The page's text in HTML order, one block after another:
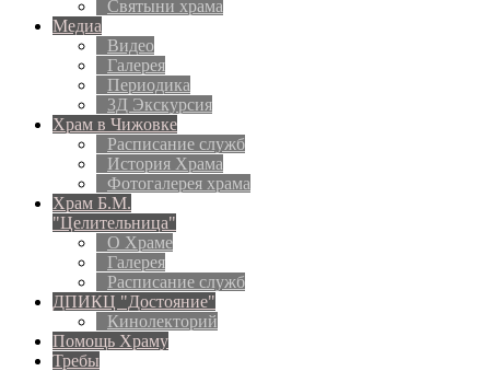
Святыни храма
Медиа
Видео
Галерея
Периодика
3Д Экскурсия
Храм в Чижовке
Расписание служб
История Храма
Фотогалерея храма
Храм Б.М.
"Целительница"
О Храме
Галерея
Расписание служб
ДПИКЦ "Достояние"
Кинолекторий
Помощь Храму
Требы